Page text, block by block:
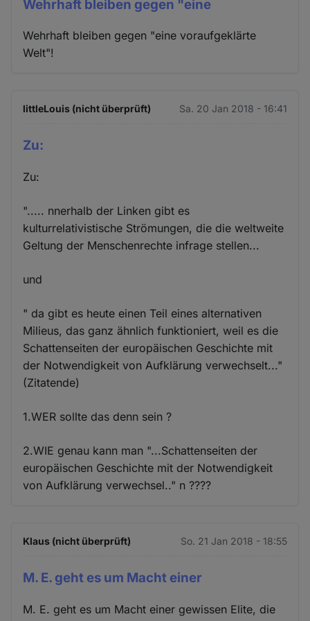
Wehrhaft bleiben gegen "eine
Wehrhaft bleiben gegen "eine voraufgeklärte
Welt"!
littleLouis (nicht überprüft) Sa. 20 Jan 2018 - 16:41
Zu:
Zu:
"..... nnerhalb der Linken gibt es
kulturrelativistische Strömungen, die die weltweite
Geltung der Menschenrechte infrage stellen...
und
" da gibt es heute einen Teil eines alternativen
Milieus, das ganz ähnlich funktioniert, weil es die
Schattenseiten der europäischen Geschichte mit
der Notwendigkeit von Aufklärung verwechselt..."
(Zitatende)
1.WER sollte das denn sein ?
2.WIE genau kann man "...Schattenseiten der
europäischen Geschichte mit der Notwendigkeit
von Aufklärung verwechsel.." n ????
Klaus (nicht überprüft) So. 21 Jan 2018 - 18:55
M. E. geht es um Macht einer
M. E. geht es um Macht einer gewissen Elite, die